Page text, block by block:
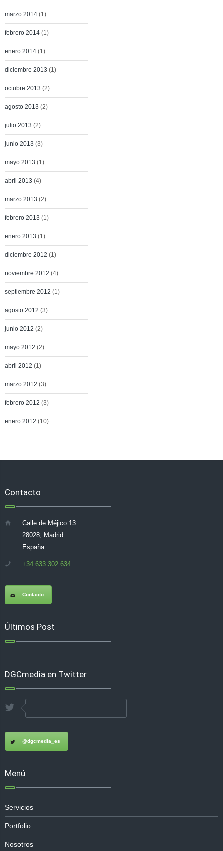
marzo 2014 (1)
febrero 2014 (1)
enero 2014 (1)
diciembre 2013 (1)
octubre 2013 (2)
agosto 2013 (2)
julio 2013 (2)
junio 2013 (3)
mayo 2013 (1)
abril 2013 (4)
marzo 2013 (2)
febrero 2013 (1)
enero 2013 (1)
diciembre 2012 (1)
noviembre 2012 (4)
septiembre 2012 (1)
agosto 2012 (3)
junio 2012 (2)
mayo 2012 (2)
abril 2012 (1)
marzo 2012 (3)
febrero 2012 (3)
enero 2012 (10)
Contacto
Calle de Méjico 13
28028, Madrid
España
+34 633 302 634
Contacto
Últimos Post
DGCmedia en Twitter
@dgcmedia_es
Menú
Servicios
Portfolio
Nosotros